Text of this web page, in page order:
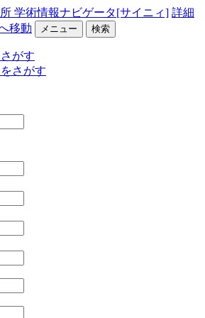
学術情報ナビゲータ[サイニィ] 詳細
移動 メニュー 検索
がす
さがす